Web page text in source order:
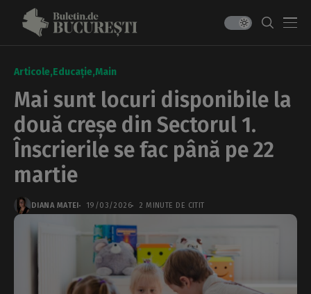
Articole Educație Main
Mai sunt locuri disponibile la
două creșe din Sectorul 1.
Înscrierile se fac până pe 22
martie
DIANA MATEI 19/03/2026 2 MINUTE DE CITIT